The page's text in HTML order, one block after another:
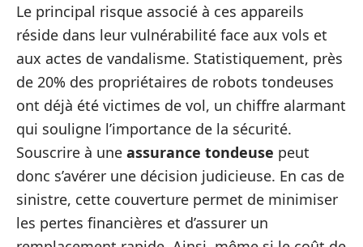
Le principal risque associé à ces appareils
réside dans leur vulnérabilité face aux vols et
aux actes de vandalisme. Statistiquement, près
de 20% des propriétaires de robots tondeuses
ont déjà été victimes de vol, un chiffre alarmant
qui souligne l’importance de la sécurité.
Souscrire à une assurance tondeuse peut
donc s’avérer une décision judicieuse. En cas de
sinistre, cette couverture permet de minimiser
les pertes financières et d’assurer un